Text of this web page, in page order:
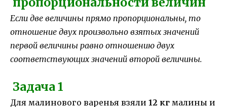
Если две величины прямо пропорциональны, то
отношение двух произвольно взятых значений
первой величины равно отношению двух
соответствующих значений второй величины.
Задача 1
Для малинового варенья взяли 12 кг малины и